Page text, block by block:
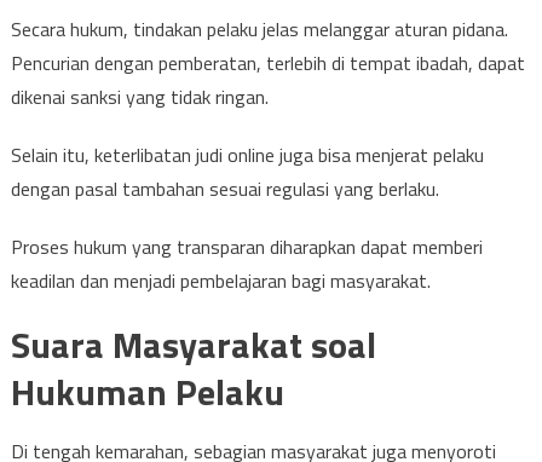
Secara hukum, tindakan pelaku jelas melanggar aturan pidana.
Pencurian dengan pemberatan, terlebih di tempat ibadah, dapat
dikenai sanksi yang tidak ringan.
Selain itu, keterlibatan judi online juga bisa menjerat pelaku
dengan pasal tambahan sesuai regulasi yang berlaku.
Proses hukum yang transparan diharapkan dapat memberi
keadilan dan menjadi pembelajaran bagi masyarakat.
Suara Masyarakat soal
Hukuman Pelaku
Di tengah kemarahan, sebagian masyarakat juga menyoroti